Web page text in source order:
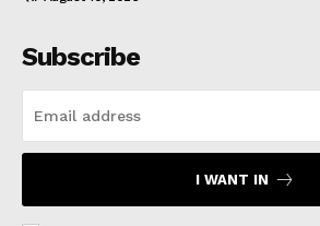
Subscribe
I WANT IN